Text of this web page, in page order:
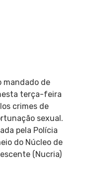
mandado de
terça-feira
crimes de
sexual.
pela Polícia
do Núcleo de
(Nucria)